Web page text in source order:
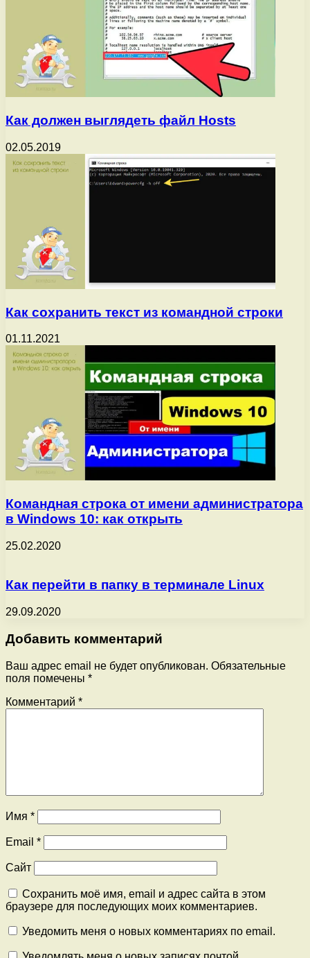
Как должен выглядеть файл Hosts
02.05.2019
Как сохранить текст из командной строки
01.11.2021
Командная строка от имени администратора
в Windows 10: как открыть
25.02.2020
Как перейти в папку в терминале Linux
29.09.2020
Добавить комментарий
Ваш адрес email не будет опубликован. Обязательные
поля помечены *
Комментарий *
Имя *
Email *
Сайт
Сохранить моё имя, email и адрес сайта в этом
браузере для последующих моих комментариев.
Уведомить меня о новых комментариях по email.